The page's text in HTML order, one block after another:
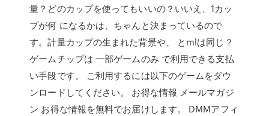
量？どのカップを使ってもいいの？いいえ、1カッ
プが何 になるかは、ちゃんと決まっているので
す。計量カップの生まれた背景や、 とmlは同じ？
ゲームチップは 一部ゲームのみ で利用できる支払
い手段です。 ご利用するには以下のゲームをダウ
ンロードしてください。 お得な情報 メールマガジ
ン お得な情報を無料でお届けします。 DMMアフィ